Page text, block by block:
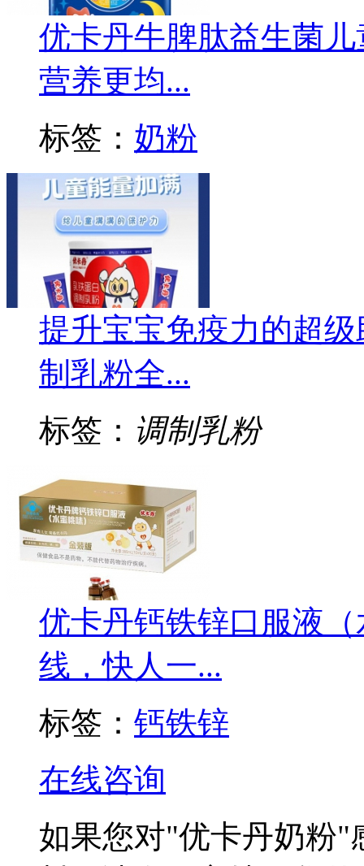
优卡丹牛脾肽益生菌
营养更均...
标签： 奶粉
提升宝宝免疫力的超
制乳粉全...
标签： 调制乳粉
优卡丹钙铁锌口服液
线，快人一...
标签： 钙铁锌
在线咨询
如果您对"优卡丹奶粉"